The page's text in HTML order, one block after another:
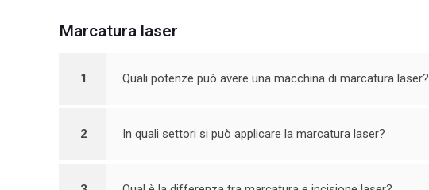
Marcatura laser
1 Quali potenze può avere una macchina di marcatura laser?
2 In quali settori si può applicare la marcatura laser?